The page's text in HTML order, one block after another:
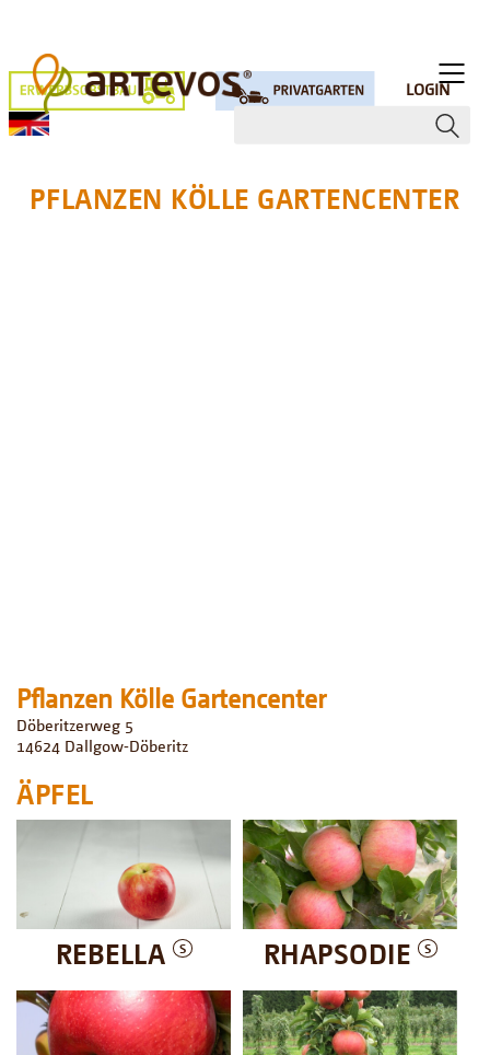
LOGIN
PFLANZEN KÖLLE GARTENCENTER
Pflanzen Kölle Gartencenter
Döberitzerweg 5
14624 Dallgow⁃Döberitz
ÄPFEL
REBELLA S RHAPSODIE S